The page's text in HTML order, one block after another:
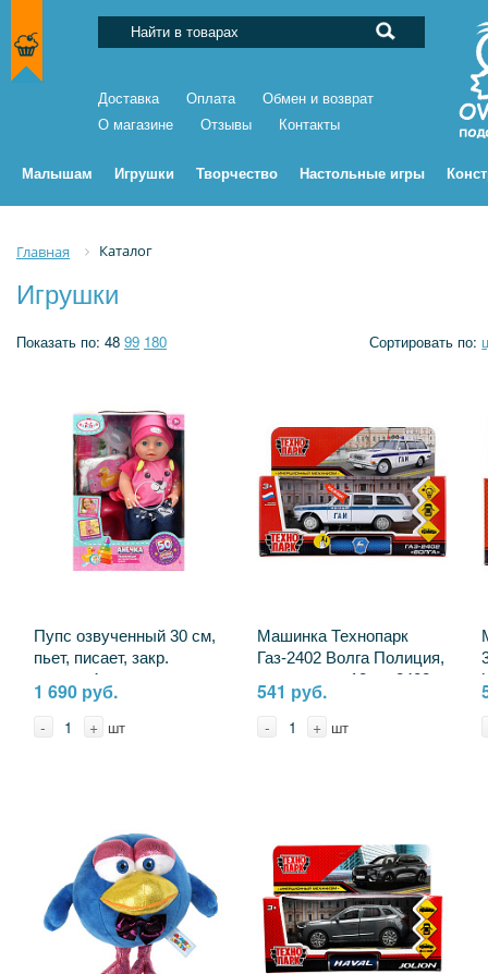
Доставка Оплата
Обмен и возврат
О магазине
Отзывы Контакты
Малышам Игрушки Творчество Настольные игры
Главная Каталог
Игрушки
Показать по: 48 99 180 Сортировать по:
Пупс озвученный 30 см,
пьет, писает, закр.
глазки, 4 аксессуара
КАРАПУЗ Y30BB-MID-
JEANS-25-RU
1 690 руб.
- + шт
Машинка Технопарк
Газ-2402 Волга Полиция,
свет и звук, 12 см 2402-
12SLPOL-WH
541 руб.
- + шт